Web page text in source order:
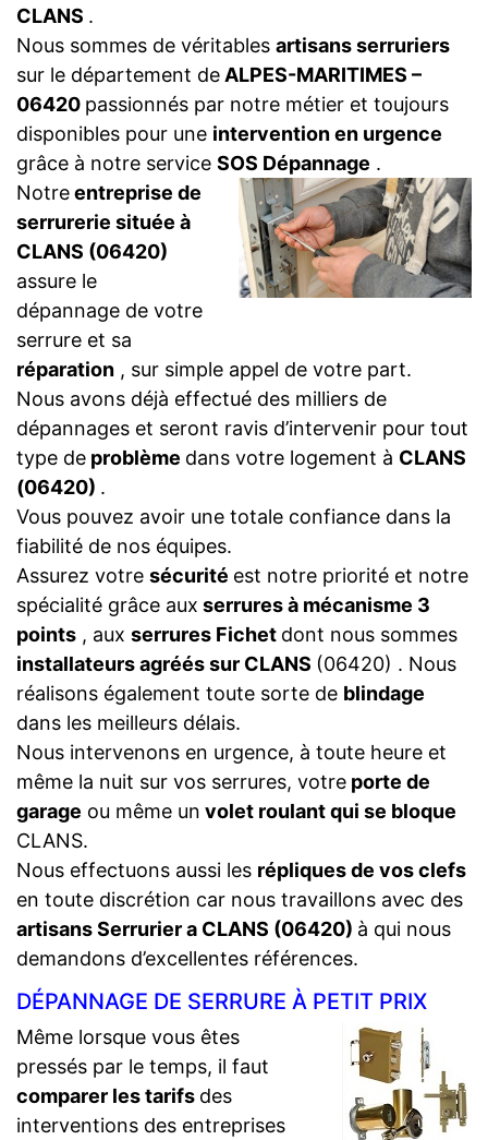
CLANS .
Nous sommes de véritables artisans serruriers
sur le département deALPES-MARITIMES –
06420 passionnés par notre métier et toujours
disponibles pour une intervention en urgence
grâce à notre service SOS Dépannage .
Notreentreprise de
serrurerie située à
CLANS (06420)
assure le
dépannage de votre
serrure et sa
réparation , sur simple appel de votre part.
Nous avons déjà effectué des milliers de
dépannages et seront ravis d’intervenir pour tout
type de problème dans votre logement à CLANS
(06420) .
Vous pouvez avoir une totale confiance dans la
fiabilité de nos équipes.
Assurez votre sécurité est notre priorité et notre
spécialité grâce aux serrures à mécanisme 3
points , aux serrures Fichet dont nous sommes
installateurs agréés sur CLANS (06420) . Nous
réalisons également toute sorte de blindage
dans les meilleurs délais.
Nous intervenons en urgence, à toute heure et
même la nuit sur vos serrures, votre porte de
garage ou même un volet roulant qui se bloque
CLANS.
Nous effectuons aussi les répliques de vos clefs
en toute discrétion car nous travaillons avec des
artisans Serrurier a CLANS (06420) à qui nous
demandons d’excellentes références.
DÉPANNAGE DE SERRURE À PETIT PRIX
Même lorsque vous êtes
pressés par le temps, il faut
comparer les tarifs des
interventions des entreprises